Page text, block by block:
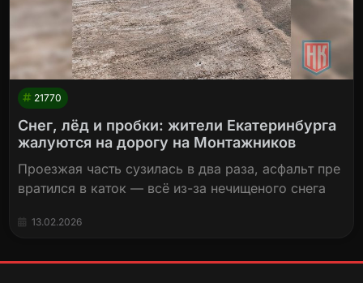
21770
Снег, лёд и пробки: жители Екатеринбурга
жалуются на дорогу на Монтажников
Проезжая часть сузилась в два раза, асфальт пре
вратился в каток — всё из-за нечищеного снега
13.02.2026